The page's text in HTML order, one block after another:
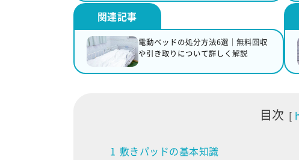
電動ベッドの処分方法6選｜無料回収
や引き取りについて詳しく解説
目次
1 敷きパッドの基本知識